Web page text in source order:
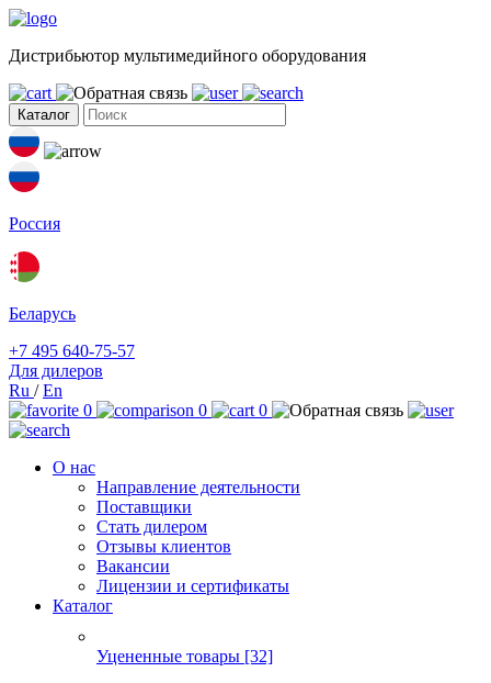
Дистрибьютор мультимедийного оборудования
Каталог
Россия
Беларусь
+7 495 640-75-57
Для дилеров
Ru /En
0
0 0
О нас
Направление деятельности
Поставщики
Стать дилером
Отзывы клиентов
Вакансии
Лицензии и сертификаты
Каталог
Уцененные товары [32]